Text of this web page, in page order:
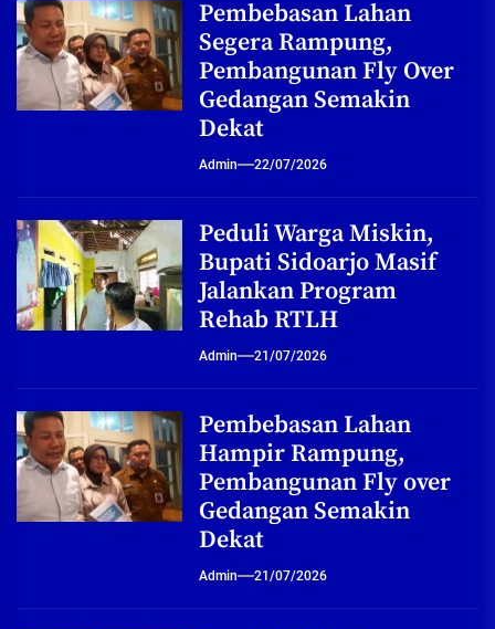
Pembebasan Lahan
Segera Rampung,
Pembangunan Fly Over
Gedangan Semakin
Dekat
Admin 22/07/2026
Peduli Warga Miskin,
Bupati Sidoarjo Masif
Jalankan Program
Rehab RTLH
Admin 21/07/2026
Pembebasan Lahan
Hampir Rampung,
Pembangunan Fly over
Gedangan Semakin
Dekat
Admin 21/07/2026